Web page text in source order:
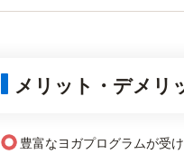
メリット・デメリ
○ 豊富なヨガプログラムが受